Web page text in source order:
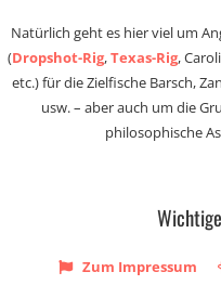
Natürlich geht es hier viel um
(Dropshot-Rig,Texas-Rig,
etc.) für die Zielfische Barsch,
usw. – aber auch um die
philosophische
Zum Impressum